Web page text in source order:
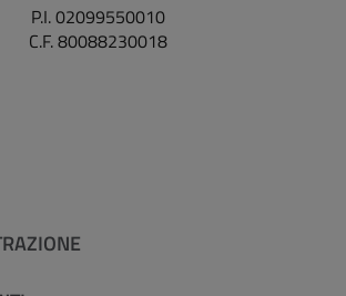
P.I. 02099550010
C.F. 80088230018